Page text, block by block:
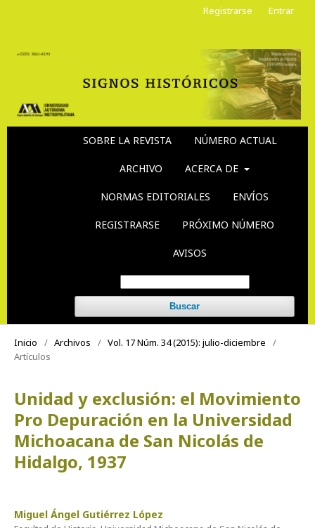
SOBRE LA REVISTA NÚMERO ACTUAL
ARCHIVO ACERCA DE
NORMAS EDITORIALES ENVÍOS
REGISTRARSE PRÓXIMO NÚMERO
AVISOS
Buscar
Registrarse Entrar
Inicio / Archivos / Vol. 17 Núm. 34 (2015): julio-diciembre
/
Artículos
Unidad y exclusión: el Movimiento
Pro Depuración en la Universidad
Michoacana de San Nicolás de
Hidalgo, 1937
Miguel Ángel Gutiérrez López